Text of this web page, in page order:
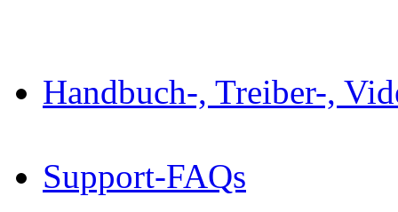
Handbuch-, Treiber-,
Support-FAQs